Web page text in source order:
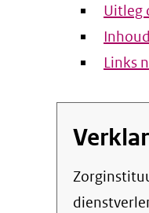
Uitleg
Links
Zorginstituut Nederland streeft ernaar om de eigen online informatie en